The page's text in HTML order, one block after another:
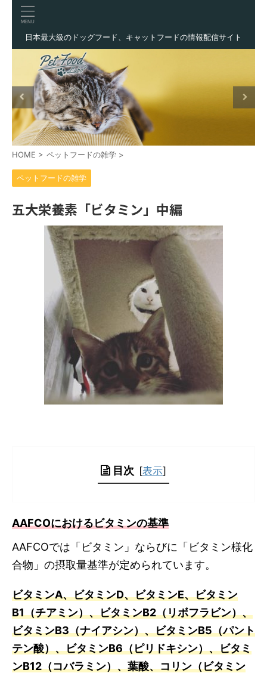
日本最大級のドッグフード、キャットフードの情報配信サイト
HOME > ペットフードの雑学 >
ペットフードの雑学
五大栄養素「ビタミン」中編
目次 [表示]
AAFCOにおけるビタミンの基準
AAFCOでは「ビタミン」ならびに「ビタミン様化
合物」の摂取量基準が定められています。
ビタミンA、ビタミンD、ビタミンE、ビタミン
B1（チアミン）、ビタミンB2（リボフラビン）、
ビタミンB3（ナイアシン）、ビタミンB5（パント
テン酸）、ビタミンB6（ピリドキシン）、ビタミ
ンB12（コバラミン）、葉酸、コリン（ビタミン